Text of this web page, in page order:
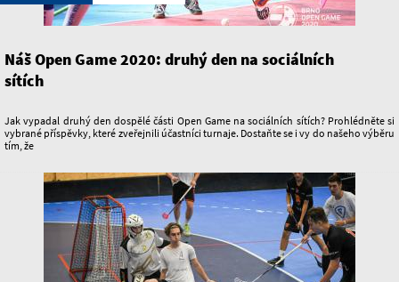
Náš Open Game 2020: druhý den na sociálních
sítích
Jak vypadal druhý den dospělé části Open Game na sociálních sítích? Prohlédněte si
vybrané příspěvky, které zveřejnili účastníci turnaje. Dostaňte se i vy do našeho výběru
tím, že